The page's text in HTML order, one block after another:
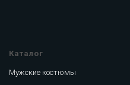
Каталог
Мужские костюмы